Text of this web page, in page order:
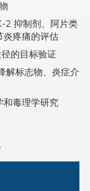
2 抑制剂、阿片类
炎疼痛的评估
的目标验证
解标志物、炎症介
毒理学研究